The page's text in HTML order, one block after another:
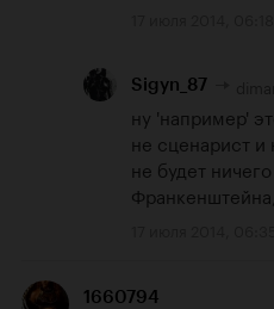
Sigyn_87
ну 'например'
не сценарист
не будет
1660794